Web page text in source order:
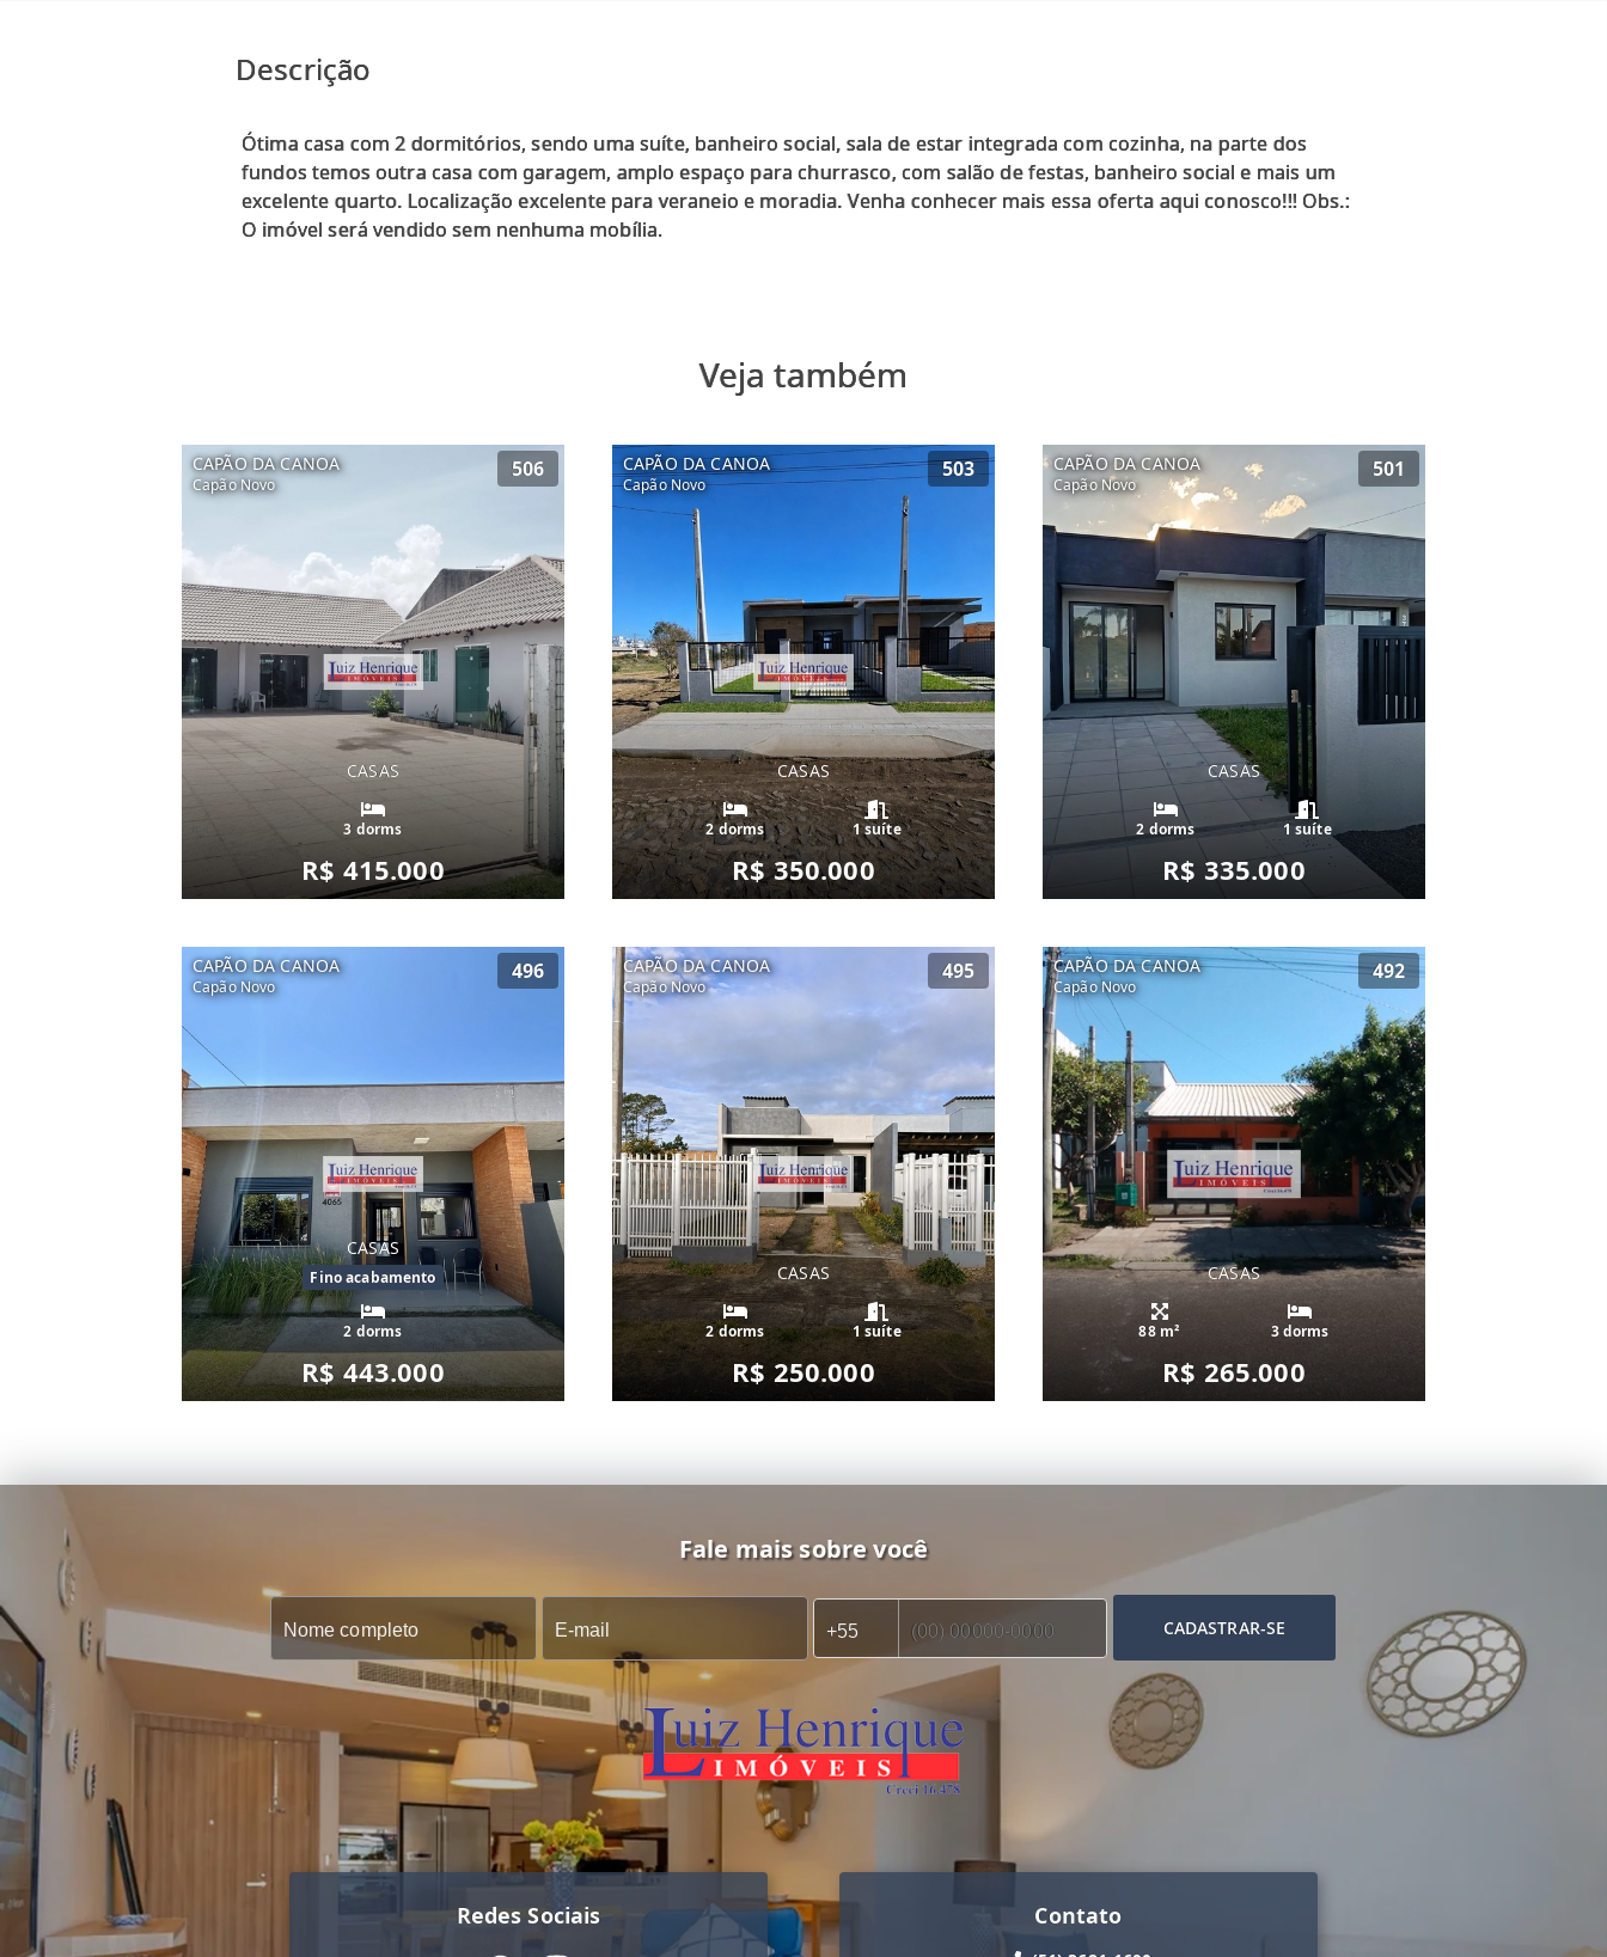
Descrição
Ótima casa com 2 dormitórios, sendo uma suíte, banheiro social, sala de estar integrada com cozinha, na parte dos
fundos temos outra casa com garagem, amplo espaço para churrasco, com salão de festas, banheiro social e mais um
excelente quarto. Localização excelente para veraneio e moradia. Venha conhecer mais essa oferta aqui conosco!!! Obs.:
Veja também
CAPÃO DA CANOA
Capão Novo
506
CASAS
3 dorms
R$ 415.000
CAPÃO DA CANOA
Capão Novo
503
CASAS
2 dorms 1 suíte
R$ 350.000
CAPÃO DA CANOA
Capão Novo
501
CASAS
2 dorms 1 suíte
R$ 335.000
CAPÃO DA CANOA
Capão Novo
496
CASAS
Fino acabamento
2 dorms
R$ 443.000
CAPÃO DA CANOA
Capão Novo
495
CASAS
2 dorms 1 suíte
R$ 250.000
CAPÃO DA CANOA
Capão Novo
492
CASAS
88 m² 3 dorms
R$ 265.000
Fale mais sobre você
CADASTRAR-SE
Redes Sociais Contato